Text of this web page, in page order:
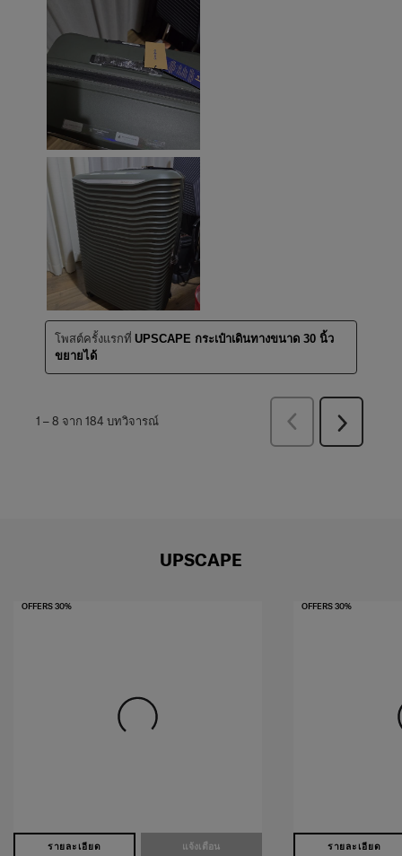
โพสต์ครั้งแรกที่ UPSCAPE กระเป๋าเดินทางขนาด 30 นิ้ว
ขยายได้
1 –8 จาก 184 บทวิจารณ์
ก่อน
ถัด
UPSCAPE
รายละเอียด แจ้งเตือน
OFFERS 30%
รายละเอียด
OFFERS 30%